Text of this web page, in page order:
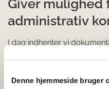
Denne hjemmeside bruger
Giver mulighed
administrativ
I dag indhenter vi
administrativ kontrol